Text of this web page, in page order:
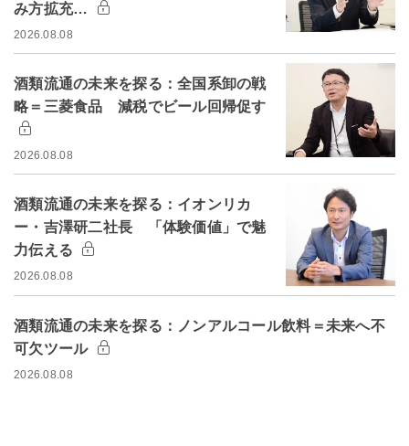
み方拡充…
2026.08.08
酒類流通の未来を探る：全国系卸の戦
略＝三菱食品 減税でビール回帰促す
2026.08.08
酒類流通の未来を探る：イオンリカ
ー・吉澤研二社長 「体験価値」で魅
力伝える
2026.08.08
酒類流通の未来を探る：ノンアルコール飲料＝未来へ不
可欠ツール
2026.08.08